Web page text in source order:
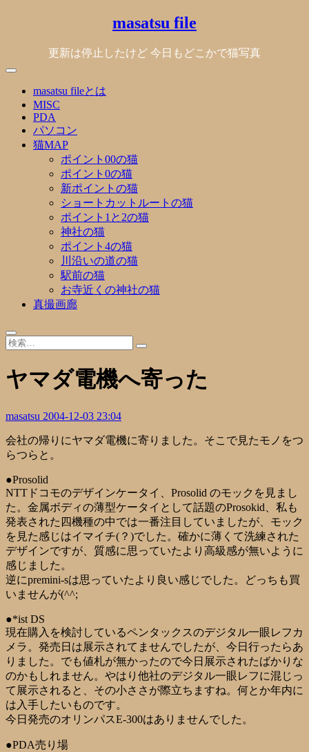
masatsu file
更新は停止したけど 今日もどこかで猫写真
masatsu fileとは
MISC
PDA
パソコン
猫MAP
ポイント00の猫
ポイント0の猫
新ポイントの猫
ショートカットルートの猫
ポイント1と2の猫
神社の猫
ポイント4の猫
川沿いの道の猫
駅前の猫
お寺近くの神社の猫
真撮画廊
ヤマダ電機へ寄った
masatsu 2004-12-03 23:04
会社の帰りにヤマダ電機に寄りました。そこで見たモノをつ
らつらと。
●Prosolid
NTTドコモのデザインケータイ、Prosolid のモックを見まし
た。金属ボディの薄型ケータイとして話題のProsokid、私も
発表された四機種の中では一番注目していましたが、モック
を見た感じはイマイチ(？)でした。確かに薄くて洗練された
デザインですが、質感に思っていたより高級感が無いように
感じました。
逆にpremini-sは思っていたより良い感じでした。どっちも買
いませんが(^^;
●*ist DS
現在購入を検討しているペンタックスのデジタル一眼レフカ
メラ。発売日は展示されてませんでしたが、今日行ったらあ
りました。でも値札が無かったので今日展示されたばかりな
のかもしれません。やはり他社のデジタル一眼レフに混じっ
て展示されると、その小ささが際立ちますね。何とか年内に
は入手したいものです。
今日発売のオリンパスE-300はありませんでした。
●PDA売り場